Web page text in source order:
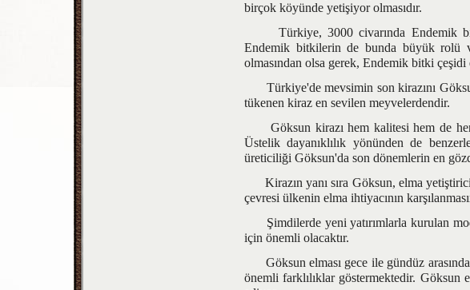
birçok köyünde yetişiyor olmasıdır.
Türkiye, 3000 civarında Endemik
Endemik bitkilerin de bunda büyük rolü
olmasından olsa gerek, Endemik bitki çeşidi
Türkiye'de mevsimin son kirazını
tükenen kiraz en sevilen meyvelerdendir.
Göksun kirazı hem kalitesi hem de her
Üstelik dayanıklılık yönünden de
üreticiliği Göksun'da son dönemlerin en
Kirazın yanı sıra Göksun, elma
çevresi ülkenin elma ihtiyacının
Şimdilerde yeni yatırımlarla kurulan
için önemli olacaktır.
Göksun elması gece ile gündüz
önemli farklılıklar göstermektedir. Göksun